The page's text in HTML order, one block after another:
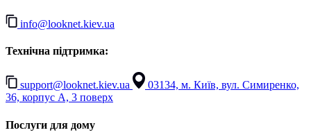
info@looknet.kiev.ua
Технічна підтримка:
support@looknet.kiev.ua
03134, м. Київ, вул. Симиренко,
36, корпус А, 3 поверх
Послуги для дому